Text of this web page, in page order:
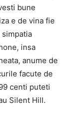
bune
e de vina fie
simpatia
insa
anume de
facute de
centi puteti
Silent Hill.